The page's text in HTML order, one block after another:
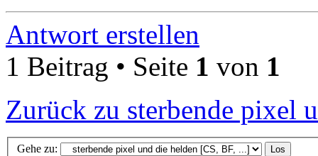
Antwort erstellen
1 Beitrag • Seite 1 von 1
Zurück zu sterbende pixel
Gehe zu: